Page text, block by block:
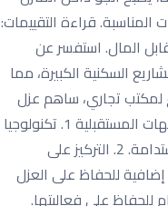
قراءة التقييمات:
المال. استفسر عن
عزل الفوم في أحد المشاريع السكنية الكبيرة، مما
درجات الحرارة داخل المنازل. 2. مكتب تجاري في مشروع لمكتب تجاري، ساهم عزل
الفوم في تقليل استخدام أنظمة التكييف، مما أدى إلى توفير كبير في الفواتير. بعد تطبيق العزل، أبلغ الموظفون عن بيئة عمل أكثر راحة وهدوءًا. التوجهات المستقبلية 1. تكنولوجيا
العزل المتقدمة مع تقدم التكنولوجيا، يتم تطوير أنواع جديدة من عزل الفوم تتميز بكفاءة أعلى وخصائص إضافية مثل مقاومة الحريق والمزيد من الاستدامة. 2. التركيز على
للحفاظ على العزل
على فعاليتها.